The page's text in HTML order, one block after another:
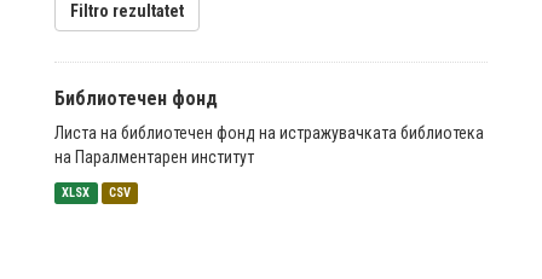
Filtro rezultatet
Библиотечен фонд
Листа на библиотечен фонд на истражувачката библиотека
на Паралментарен институт
XLSX CSV